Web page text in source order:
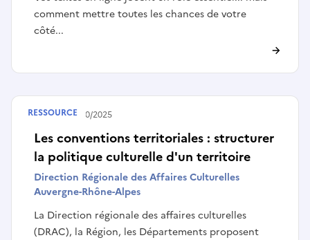
comment mettre toutes les chances de votre
côté...
Les conventions territoriales : structurer
la politique culturelle d'un territoire
Direction Régionale des Affaires Culturelles
Auvergne-Rhône-Alpes
La Direction régionale des affaires culturelles
(DRAC), la Région, les Départements proposent
Publié le24/10/2025
RESSOURCE